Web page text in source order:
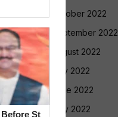
October 2022
September 2022
August 2022
July 2022
June 2022
May 2022
St